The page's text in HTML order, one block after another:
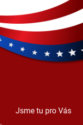
Jsme tu pro Vás